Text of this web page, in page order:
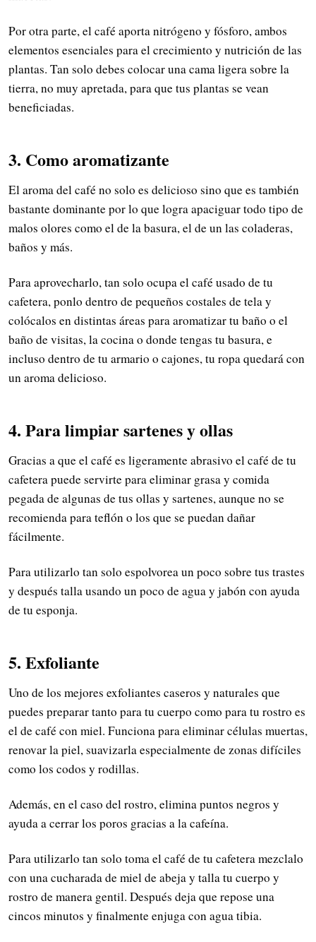
Por otra parte, el café aporta nitrógeno y fósforo, ambos
elementos esenciales para el crecimiento y nutrición de las
plantas. Tan solo debes colocar una cama ligera sobre la
tierra, no muy apretada, para que tus plantas se vean
beneficiadas.
3. Como aromatizante
El aroma del café no solo es delicioso sino que es también
bastante dominante por lo que logra apaciguar todo tipo de
malos olores como el de la basura, el de un las coladeras,
baños y más.
Para aprovecharlo, tan solo ocupa el café usado de tu
cafetera, ponlo dentro de pequeños costales de tela y
colócalos en distintas áreas para aromatizar tu baño o el
baño de visitas, la cocina o donde tengas tu basura, e
incluso dentro de tu armario o cajones, tu ropa quedará con
un aroma delicioso.
4. Para limpiar sartenes y ollas
Gracias a que el café es ligeramente abrasivo el café de tu
cafetera puede servirte para eliminar grasa y comida
pegada de algunas de tus ollas y sartenes, aunque no se
recomienda para teflón o los que se puedan dañar
fácilmente.
Para utilizarlo tan solo espolvorea un poco sobre tus trastes
y después talla usando un poco de agua y jabón con ayuda
de tu esponja.
5. Exfoliante
Uno de los mejores exfoliantes caseros y naturales que
puedes preparar tanto para tu cuerpo como para tu rostro es
el de café con miel. Funciona para eliminar células muertas,
renovar la piel, suavizarla especialmente de zonas difíciles
como los codos y rodillas.
Además, en el caso del rostro, elimina puntos negros y
ayuda a cerrar los poros gracias a la cafeína.
Para utilizarlo tan solo toma el café de tu cafetera mezclalo
con una cucharada de miel de abeja y talla tu cuerpo y
rostro de manera gentil. Después deja que repose una
cincos minutos y finalmente enjuga con agua tibia.